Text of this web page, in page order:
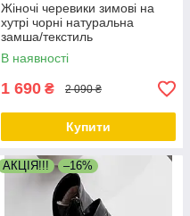
Жіночі черевики зимові на
хутрі чорні натуральна
замша/текстиль
В наявності
1 690 ₴ 2 090 ₴
Купити
АКЦІЯ!!! –16%